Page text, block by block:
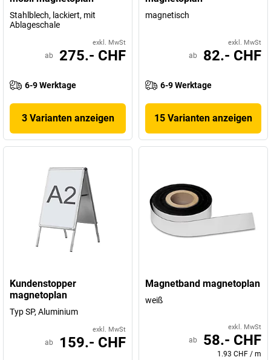
Stahlblech, lackiert, mit
Ablageschale
exkl. MwSt
ab 275.- CHF
6-9 Werktage
3 Varianten anzeigen
magnetisch
exkl. MwSt
ab 82.- CHF
6-9 Werktage
15 Varianten anzeigen
Kundenstopper
magnetoplan
Typ SP, Aluminium
exkl. MwSt
ab 159.- CHF
Magnetband magnetoplan
weiß
exkl. MwSt
ab 58.- CHF
1.93 CHF / m